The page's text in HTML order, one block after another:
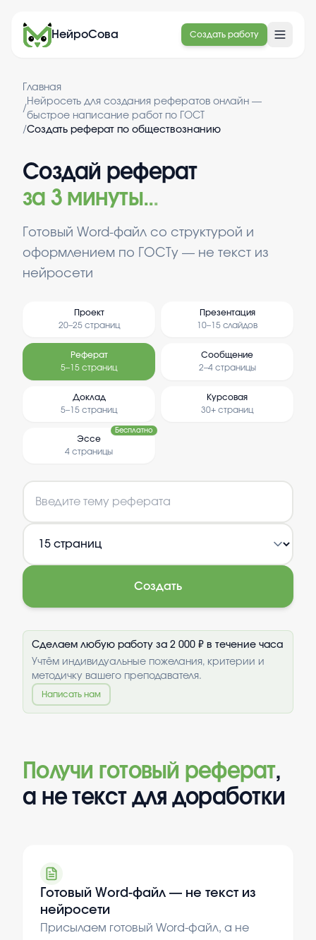
НейроСова Создать работу
Главная
/
Нейросеть для создания рефератов онлайн —
быстрое написание работ по ГОСТ
/Создать реферат по обществознанию
Создай реферат
за 3 минуты...
Готовый Word-файл со структурой и
оформлением по ГОСТу — не текст из
нейросети
Проект
20–25 страниц
Презентация
10–15 слайдов
Реферат
5–15 страниц
Сообщение
2–4 страницы
Доклад
5–15 страниц
Курсовая
30+ страниц
Эссе
4 страницы
Бесплатно
Создать
Сделаем любую работу за 2 000 ₽ в течение часа
Учтём индивидуальные пожелания, критерии и
методичку вашего преподавателя.
Написать нам
Получи готовый реферат,
а не текст для доработки
Готовый Word-файл — не текст из
нейросети
Присылаем готовый Word-файл, а не